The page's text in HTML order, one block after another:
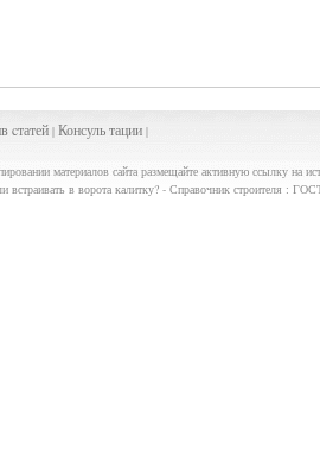
cтатей |Консуль тации |
материалов сайта размещайте активную ссылку на
встраивать в ворота калитку? - Справочник строителя :